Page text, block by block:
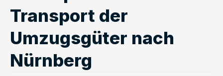
Transport der
Umzugsgüter nach
Nürnberg